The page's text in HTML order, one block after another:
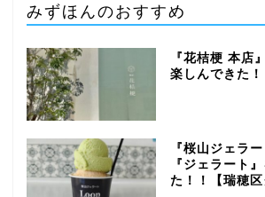
みずほんのおすすめ
『花桔梗 本店
楽しんできた！
『桜山ジェラ
『ジェラート
た！！【瑞穂区